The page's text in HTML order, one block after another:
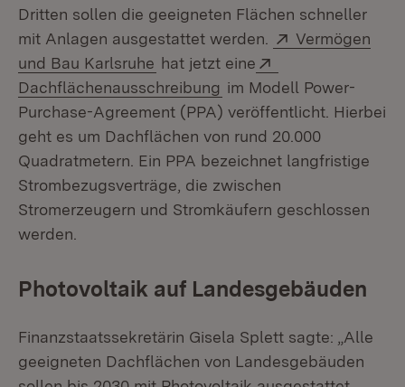
Dritten sollen die geeigneten Flächen schneller
mit Anlagen ausgestattet werden.
Extern:
Vermögen
und Bau Karlsruhe (Öffnet in neuem Fenster)
hat jetzt eine
Dachflächenausschreibung (Öffnet in neuem
im Modell Power-
Purchase-Agreement (PPA) veröffentlicht. Hierbei
geht es um Dachflächen von rund 20.000
Quadratmetern. Ein PPA bezeichnet langfristige
Strombezugsverträge, die zwischen
Stromerzeugern und Stromkäufern geschlossen
werden.
Photovoltaik auf Landesgebäuden
Finanzstaatssekretärin Gisela Splett sagte: „Alle
geeigneten Dachflächen von Landesgebäuden